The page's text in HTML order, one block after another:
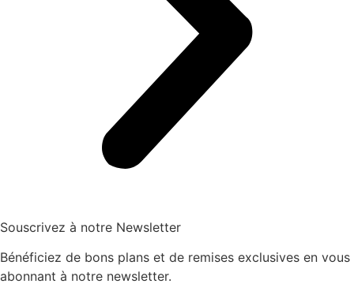
Souscrivez à notre Newsletter
Bénéficiez de bons plans et de remises exclusives en vous
abonnant à notre newsletter.